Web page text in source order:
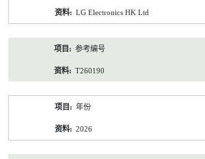
LG Electronics HK Ltd
参考编号
T260190
年份
2026